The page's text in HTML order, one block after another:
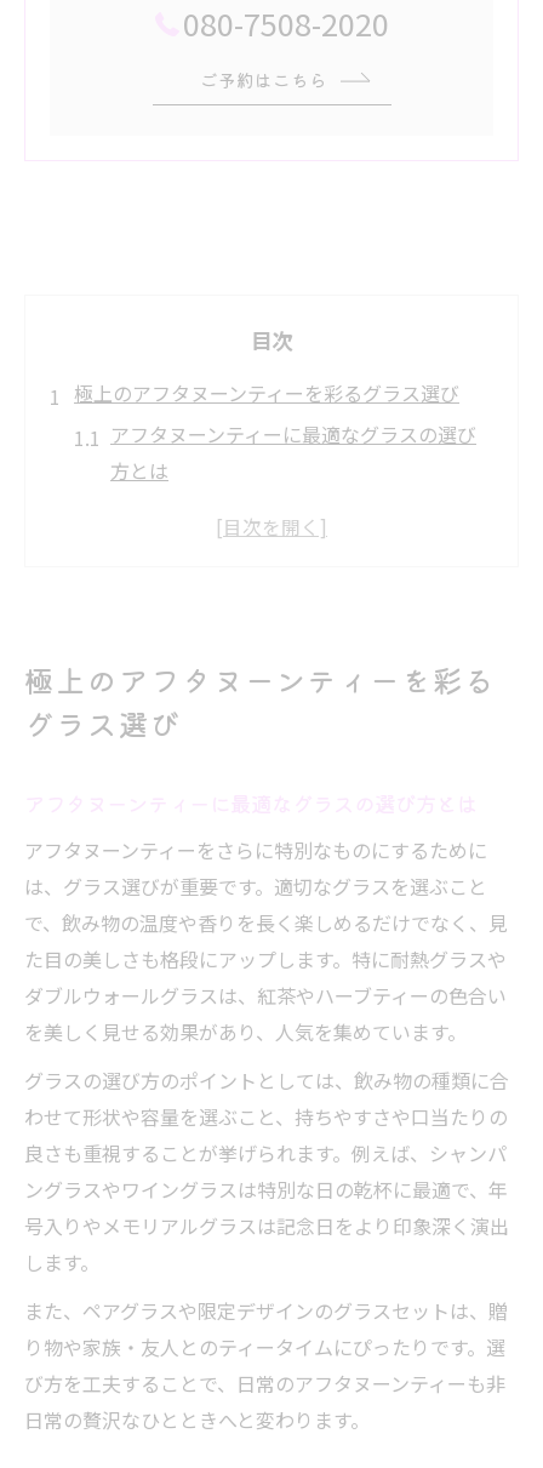
080-7508-2020
ご予約はこちら
目次
極上のアフタヌーンティーを彩るグラス選び
アフタヌーンティーに最適なグラスの選び
方とは
ボタニカルモチーフが映えるアフタヌーン
アフタヌーンティー向け人気グラスの特徴
日常に特別感を加えるグラス選びのポイン
アフタヌーンティーを格上げする人気グラ
スセットの魅力
アフタヌーンティー専用グラスセットの選
び方と活用法
ペアグラスで楽しむアフタヌーンティーの
アフタヌーンティータイムにふさわしいグ
ラスの選定基準
オンラインショップで手に入る注目のグラ
メモリアルデザインが輝く特別な午後のひとと
アフタヌーンティーメモリアルグラスで記
念日を彩る
年号入りアフタヌーンティーグラスの楽し
極上のアフタヌーンティーを彩る
グラス選び
アフタヌーンティーをさらに特別なものにするために
は、グラス選びが重要です。適切なグラスを選ぶこと
で、飲み物の温度や香りを長く楽しめるだけでなく、見
た目の美しさも格段にアップします。特に耐熱グラスや
ダブルウォールグラスは、紅茶やハーブティーの色合い
を美しく見せる効果があり、人気を集めています。
グラスの選び方のポイントとしては、飲み物の種類に合
わせて形状や容量を選ぶこと、持ちやすさや口当たりの
良さも重視することが挙げられます。例えば、シャンパ
ングラスやワイングラスは特別な日の乾杯に最適で、年
号入りやメモリアルグラスは記念日をより印象深く演出
します。
また、ペアグラスや限定デザインのグラスセットは、贈
り物や家族・友人とのティータイムにぴったりです。選
び方を工夫することで、日常のアフタヌーンティーも非
日常の贅沢なひとときへと変わります。